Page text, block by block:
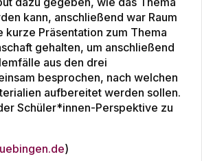
kann, anschließend war Raum
kurze Präsentation zum Thema
gehalten, um anschließend
aus den drei
besprochen, nach welchen
aufbereitet werden sollen.
Schüler*innen-Perspektive zu
)